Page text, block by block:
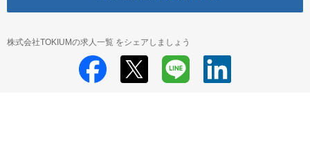
株式会社TOKIUMの求人一覧 をシェアしましょう